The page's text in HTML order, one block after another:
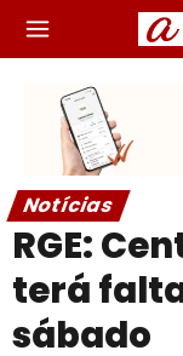
Notícias
RGE:
terá
sábado